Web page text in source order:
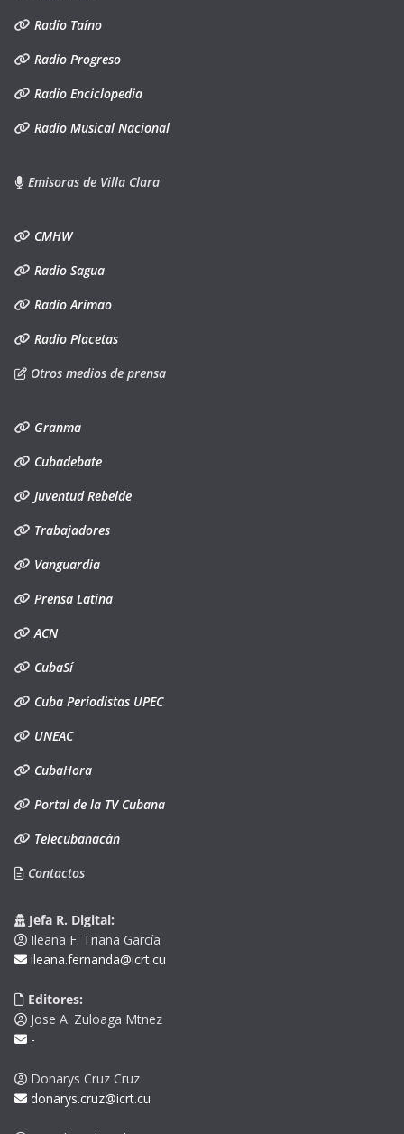
Radio Taíno
Radio Progreso
Radio Enciclopedia
Radio Musical Nacional
Emisoras de Villa Clara
CMHW
Radio Sagua
Radio Arimao
Radio Placetas
Otros medios de prensa
Granma
Cubadebate
Juventud Rebelde
Trabajadores
Vanguardia
Prensa Latina
ACN
CubaSí
Cuba Periodistas UPEC
UNEAC
CubaHora
Portal de la TV Cubana
Telecubanacán
Contactos
Jefa R. Digital:
Ileana F. Triana García
ileana.fernanda@icrt.cu
Editores:
Jose A. Zuloaga Mtnez
-
Donarys Cruz Cruz
donarys.cruz@icrt.cu